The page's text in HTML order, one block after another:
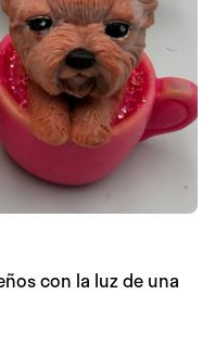
con la luz de una